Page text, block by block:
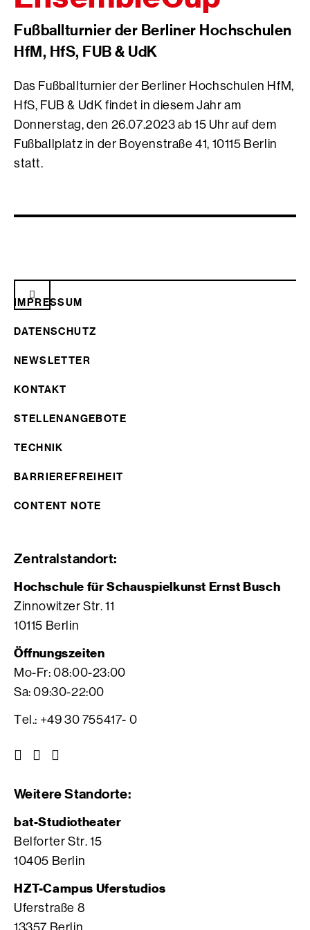
Fußballturnier der Berliner Hochschulen
HfM, HfS, FUB & UdK
Das Fußballturnier der Berliner Hochschulen HfM,
HfS, FUB & UdK findet in diesem Jahr am
Donnerstag, den 26.07.2023 ab 15 Uhr auf dem
Fußballplatz in der Boyenstraße 41, 10115 Berlin
statt.
IMPRESSUM
DATENSCHUTZ
NEWSLETTER
KONTAKT
STELLENANGEBOTE
TECHNIK
BARRIEREFREIHEIT
CONTENT NOTE
Zentralstandort:
Hochschule für Schauspielkunst Ernst Busch
Zinnowitzer Str. 11
10115 Berlin
Öffnungszeiten
Mo-Fr: 08:00-23:00
Sa: 09:30-22:00
Tel.: +49 30 755417- 0
r
I
n
t
a
g
r
a
V
i
m
e
o
S
e
i
F
a
e
b
o
k
Weitere Standorte:
bat-Studiotheater
Belforter Str. 15
10405 Berlin
HZT-Campus Uferstudios
Uferstraße 8